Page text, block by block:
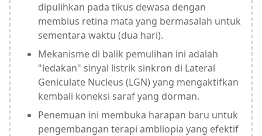
dipulihkan pada tikus dewasa dengan
membius retina mata yang bermasalah untuk
sementara waktu (dua hari).
Mekanisme di balik pemulihan ini adalah
"ledakan" sinyal listrik sinkron di Lateral
Geniculate Nucleus (LGN) yang mengaktifkan
kembali koneksi saraf yang dorman.
Penemuan ini membuka harapan baru untuk
pengembangan terapi ambliopia yang efektif